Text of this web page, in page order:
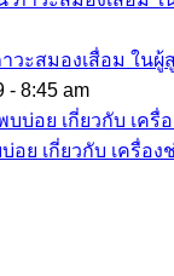
ะสมองเสื่อม ในผู้
- 8:45 am
อย เกี่ยวกับ เครื่อง